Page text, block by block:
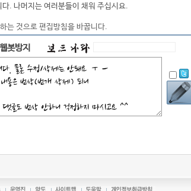
. 나머지는 여러분들이 채워 주십시요.
는 것으로 편집방침을 바꿉니다.
웹봇방지